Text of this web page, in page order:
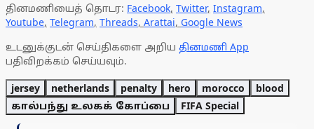
தினமணியைத் தொடர: Facebook, Twitter, Instagram,
Youtube, Telegram, Threads, Arattai, Google News
உடனுக்குடன் செய்திகளை அறிய தினமணி App
பதிவிறக்கம் செய்யவும்.
jersey netherlands penalty hero morocco
blood
கால்பந்து உலகக் கோப்பை
FIFA Special